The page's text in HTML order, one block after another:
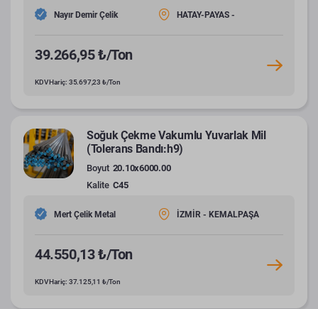
Nayır Demir Çelik HATAY-PAYAS -
39.266,95 ₺/Ton
KDV Hariç: 35.697,23 ₺/Ton
Soğuk Çekme Vakumlu Yuvarlak Mil
(Tolerans Bandı:h9)
Boyut 20.10x6000.00
Kalite C45
Mert Çelik Metal İZMİR - KEMALPAŞA
44.550,13 ₺/Ton
KDV Hariç: 37.125,11 ₺/Ton